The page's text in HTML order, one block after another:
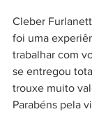
Cleber
foi uma
trabalhar com
se entregou
trouxe muito
Parabéns pela